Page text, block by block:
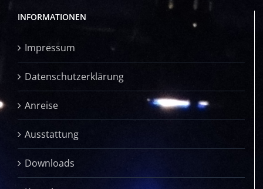
INFORMATIONEN
Impressum
Datenschutzerklärung
Anreise
Ausstattung
Downloads